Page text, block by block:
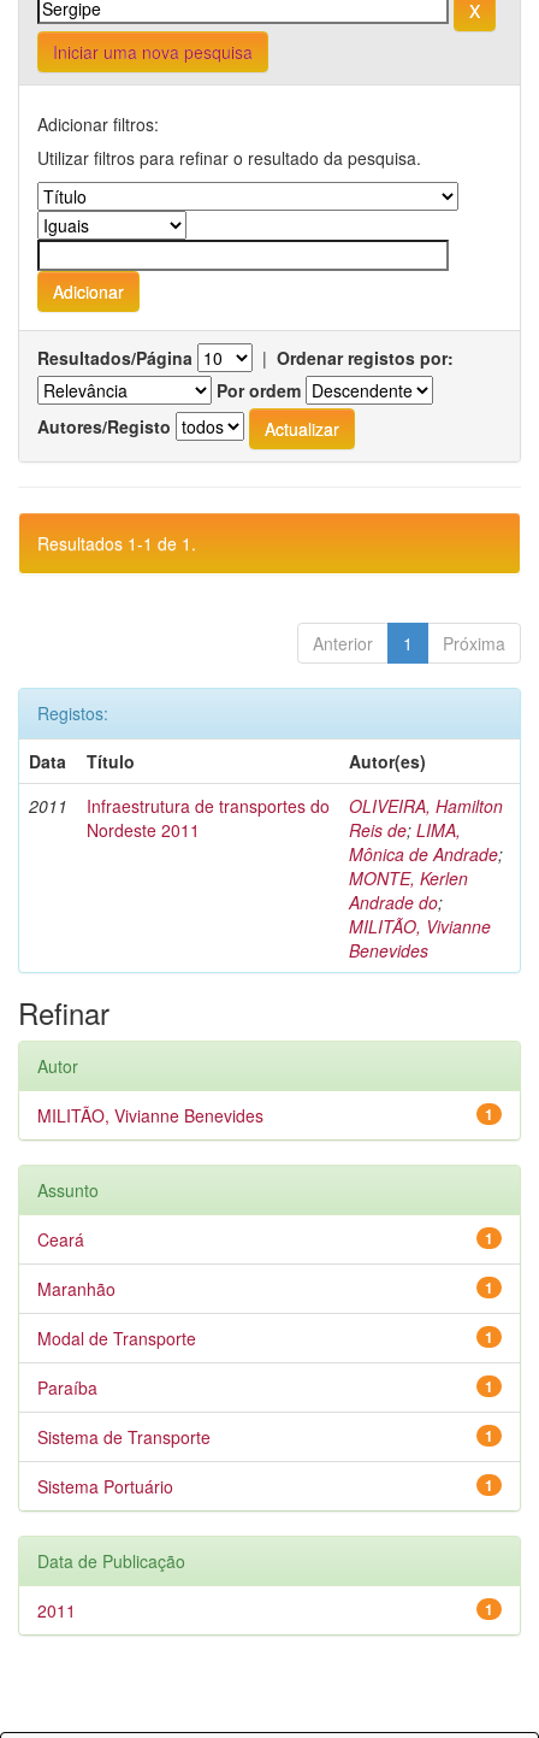
Iniciar uma nova pesquisa
Adicionar filtros:
Utilizar filtros para refinar o resultado da pesquisa.
Resultados/Página | Ordenar registos por:
Por ordem
Autores/Registo
Resultados 1-1 de 1.
Anterior 1 Próxima
Registos:
Data
Título
Autor(es)
2011
Infraestrutura de transportes do
Nordeste 2011
OLIVEIRA, Hamilton
Reis de; LIMA,
Mônica de Andrade;
MONTE, Kerlen
Andrade do;
MILITÃO, Vivianne
Benevides
Refinar
Autor
1
MILITÃO, Vivianne Benevides
Assunto
1
Ceará
1
Maranhão
1
Modal de Transporte
1
Paraíba
1
Sistema de Transporte
1
Sistema Portuário
Data de Publicação
1
2011